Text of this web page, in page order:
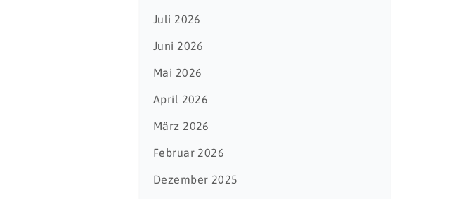
Juli 2026
Juni 2026
Mai 2026
April 2026
März 2026
Februar 2026
Dezember 2025